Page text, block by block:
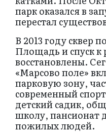
парк оказался в
перестал
В 2013 году сквер
Площадь и спуск к
восстановлены.
«Марсово поле»
парковую зону,
современный
детский садик,
школу, пансионат
пожилых людей.